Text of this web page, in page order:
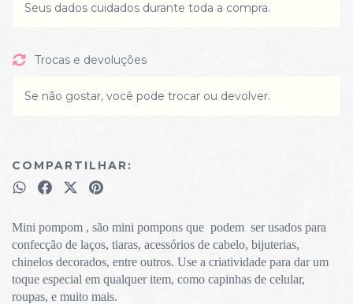
Seus dados cuidados durante toda a compra.
Trocas e devoluções
Se não gostar, você pode trocar ou devolver.
COMPARTILHAR:
Mini pompom , são mini pompons que podem ser usados para
confecção de laços, tiaras, acessórios de cabelo, bijuterias,
chinelos decorados, entre outros. Use a criatividade para dar um
toque especial em qualquer item, como capinhas de celular,
roupas, e muito mais.